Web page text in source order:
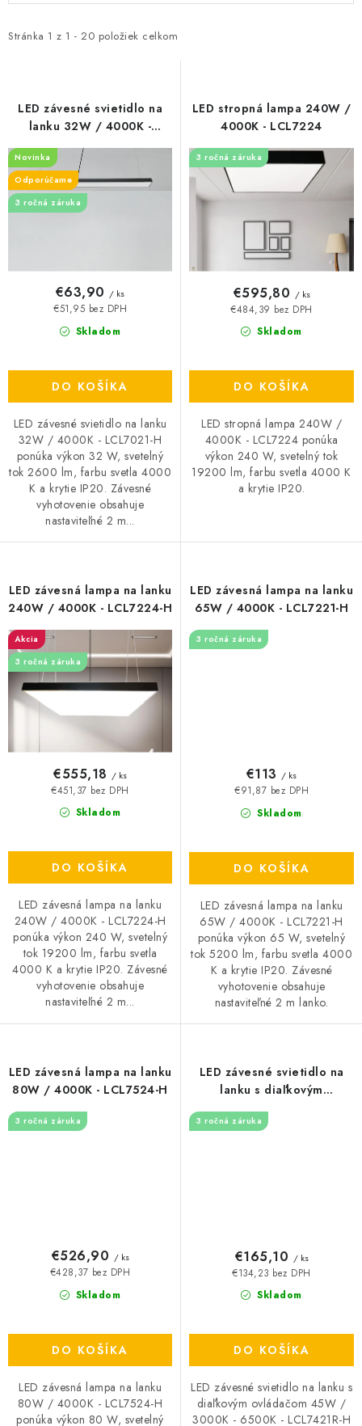
i
d
u
k
t
v
Stránka 1 z 1 - 20 položiek celkom
e
e
r
o
d
u
t
LED závesné svietidlo na
lanku 32W / 4000K -
LCL7021-H
Novinka
Odporúčame
3 ročná záruka
Skladom
€51,95 bez DPH
€63,90 / ks
DO KOŠÍKA
LED závesné svietidlo na lanku
32W / 4000K - LCL7021-H
ponúka výkon 32 W, svetelný
tok 2600 lm, farbu svetla 4000
K a krytie IP20. Závesné
vyhotovenie obsahuje
nastaviteľné 2 m...
LED stropná lampa 240W /
4000K - LCL7224
3 ročná záruka
Skladom
€484,39 bez DPH
€595,80 / ks
DO KOŠÍKA
LED stropná lampa 240W /
4000K - LCL7224 ponúka
výkon 240 W, svetelný tok
19200 lm, farbu svetla 4000 K
a krytie IP20.
LED závesná lampa na lanku
240W / 4000K - LCL7224-H
Akcia
3 ročná záruka
Skladom
€451,37 bez DPH
€555,18 / ks
DO KOŠÍKA
LED závesná lampa na lanku
240W / 4000K - LCL7224-H
ponúka výkon 240 W, svetelný
tok 19200 lm, farbu svetla
4000 K a krytie IP20. Závesné
vyhotovenie obsahuje
nastaviteľné 2 m...
LED závesná lampa na lanku
65W / 4000K - LCL7221-H
3 ročná záruka
Skladom
€91,87 bez DPH
€113 / ks
DO KOŠÍKA
LED závesná lampa na lanku
65W / 4000K - LCL7221-H
ponúka výkon 65 W, svetelný
tok 5200 lm, farbu svetla 4000
K a krytie IP20. Závesné
vyhotovenie obsahuje
nastaviteľné 2 m lanko.
LED závesná lampa na lanku
80W / 4000K - LCL7524-H
3 ročná záruka
Skladom
€428,37 bez DPH
€526,90 / ks
DO KOŠÍKA
LED závesná lampa na lanku
80W / 4000K - LCL7524-H
ponúka výkon 80 W, svetelný
LED závesné svietidlo na
lanku s diaľkovým
6500K - LCL7421R-H
3 ročná záruka
Skladom
€134,23 bez DPH
€165,10 / ks
DO KOŠÍKA
LED závesné svietidlo na lanku s
diaľkovým ovládačom 45W /
3000K - 6500K - LCL7421R-H